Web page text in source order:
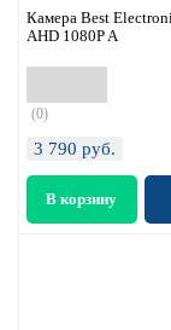
Камера Best
AHD 1080P A
(0)
3 790 руб.